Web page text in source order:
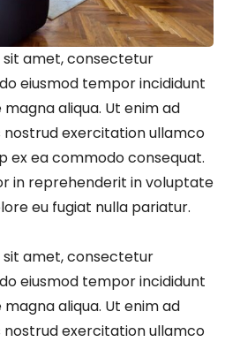
sit amet, consectetur
eiusmod tempor incididunt
aliqua. Ut enim ad
nostrud exercitation ullamco
ex ea commodo consequat.
in reprehenderit in voluptate
eu fugiat nulla pariatur.
sit amet, consectetur
eiusmod tempor incididunt
aliqua. Ut enim ad
nostrud exercitation ullamco